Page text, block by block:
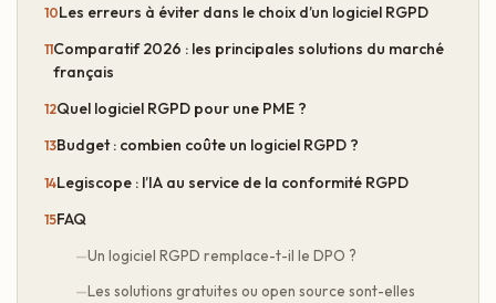
Les erreurs à éviter dans le choix d’un logiciel RGPD
Comparatif 2026 : les principales solutions du marché
français
Quel logiciel RGPD pour une PME ?
Budget : combien coûte un logiciel RGPD ?
Legiscope : l’IA au service de la conformité RGPD
FAQ
Un logiciel RGPD remplace-t-il le DPO ?
Les solutions gratuites ou open source sont-elles